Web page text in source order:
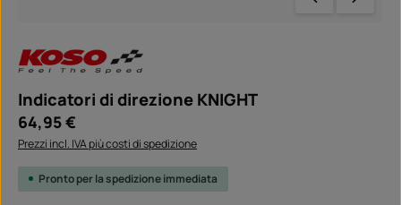
Indicatori di direzione KNIGHT
Prezzo normale:
64,95 €
Prezzi incl. IVA più costi di spedizione
Pronto per la spedizione immediata